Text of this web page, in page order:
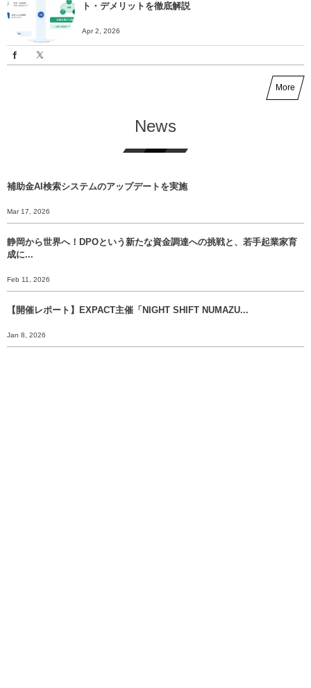
ト・デメリットを徹底解説
Apr 2, 2026
More
News
補助金AI検索システムのアップデートを実施
Mar 17, 2026
静岡から世界へ！DPOという新たな資金調達への挑戦と、若手起業家育
成に...
Feb 11, 2026
【開催レポート】EXPACT主催「NIGHT SHIFT NUMAZU...
Jan 8, 2026